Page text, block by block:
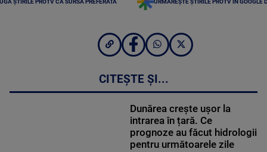
ȘTIRILE PROTV CA SURSĂ PREFERATĂ URMĂREȘTE ȘTIRILE PROTV ÎN GOOGLE
CITEȘTE ȘI...
Dunărea crește ușor la
intrarea în țară. Ce
prognoze au făcut hidrologii
pentru următoarele zile